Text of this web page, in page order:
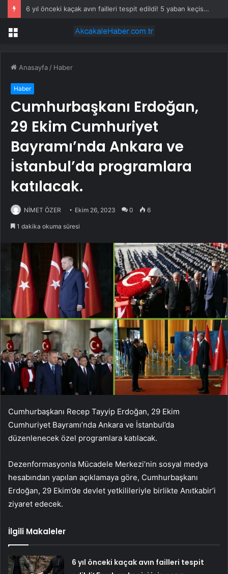
6 yıl önceki kaçak avın failleri tespit edildi! 5 yaban keçisi için ceza uygulandı
Menü
Anasayfa / Haber
Haber
Cumhurbaşkanı Erdoğan,
29 Ekim Cumhuriyet
Bayramı’nda Ankara ve
İstanbul’da programlara
katılacak.
NİMET ÖZER Ekim 26, 2023 0 6
1 dakika okuma süresi
Cumhurbaşkanı Recep Tayyip Erdoğan, 29 Ekim
Cumhuriyet Bayramı’nda Ankara ve İstanbul’da
düzenlenecek özel programlara katılacak.
Dezenformasyonla Mücadele Merkezi’nin sosyal medya
hesabından yapılan açıklamaya göre, Cumhurbaşkanı
Erdoğan, 29 Ekim’de devlet yetkilileriyle birlikte Anıtkabir’i
ziyaret edecek.
İlgili Makaleler
6 yıl önceki kaçak avın failleri tespit